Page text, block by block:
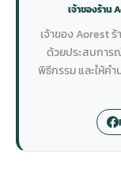
เจ้าของร้าน
เจ้าของ Aorest
ด้วยประสบการ
พิธีกรรม และให้ค